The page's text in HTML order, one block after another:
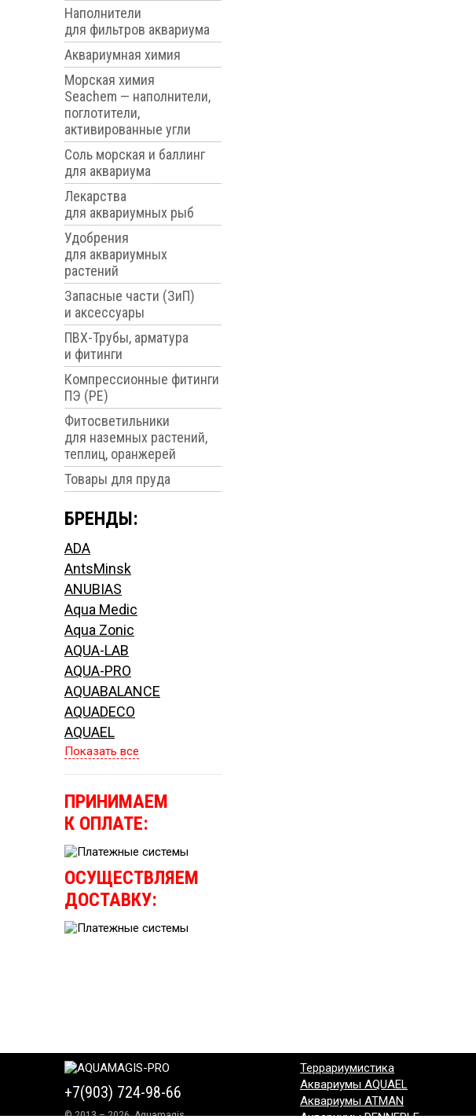
Наполнители
для фильтров аквариума
Аквариумная химия
Морская химия
Seachem — наполнители,
поглотители,
активированные угли
Соль морская и баллинг
для аквариума
Лекарства
для аквариумных рыб
Удобрения
для аквариумных
растений
Запасные части (ЗиП)
и аксессуары
ПВХ-Трубы, арматура
и фитинги
Компрессионные фитинги
ПЭ (PE)
Фитосветильники
для наземных растений,
теплиц, оранжерей
Товары для пруда
БРЕНДЫ:
ADA
AntsMinsk
ANUBIAS
Aqua Medic
Aqua Zonic
AQUA-LAB
AQUA-PRO
AQUABALANCE
AQUADECO
AQUAEL
Показать все
ПРИНИМАЕМ
К ОПЛАТЕ:
ОСУЩЕСТВЛЯЕМ
ДОСТАВКУ:
+7(903) 724-98-66
© 2013 – 2026, Aquamagis
Террариумистика
Аквариумы AQUAEL
Аквариумы ATMAN